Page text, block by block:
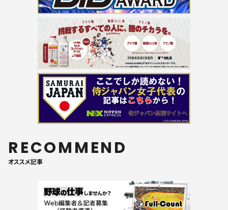
RECOMMEND
オススメ記事